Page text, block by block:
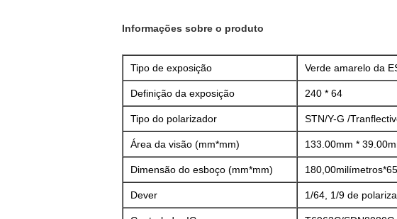
Informações sobre o produto
Tipo de exposição Verde amarelo da
Definição da exposição 240 * 64
Tipo do polarizador STN/Y-G /
Área da visão (mm*mm) 133.00mm *
Dimensão do esboço (mm*mm) 180,00
Dever 1/64, 1/9 de